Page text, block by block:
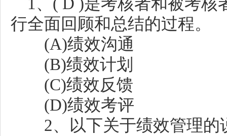
行全面回顾和总结的过程。
(A)绩效沟通
(B)绩效计划
(C)绩效反馈
(D)绩效考评
2、以下关于绩效管理的